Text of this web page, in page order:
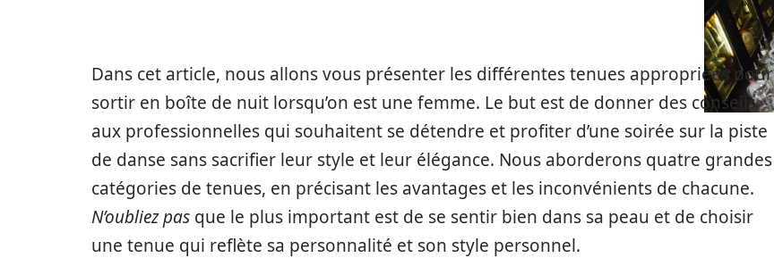
Dans cet article, nous allons vous présenter les différentes tenues appropriées pour
sortir en boîte de nuit lorsqu’on est une femme. Le but est de donner des conseils
aux professionnelles qui souhaitent se détendre et profiter d’une soirée sur la piste
de danse sans sacrifier leur style et leur élégance. Nous aborderons quatre grandes
catégories de tenues, en précisant les avantages et les inconvénients de chacune.
N’oubliez pas que le plus important est de se sentir bien dans sa peau et de choisir
une tenue qui reflète sa personnalité et son style personnel.